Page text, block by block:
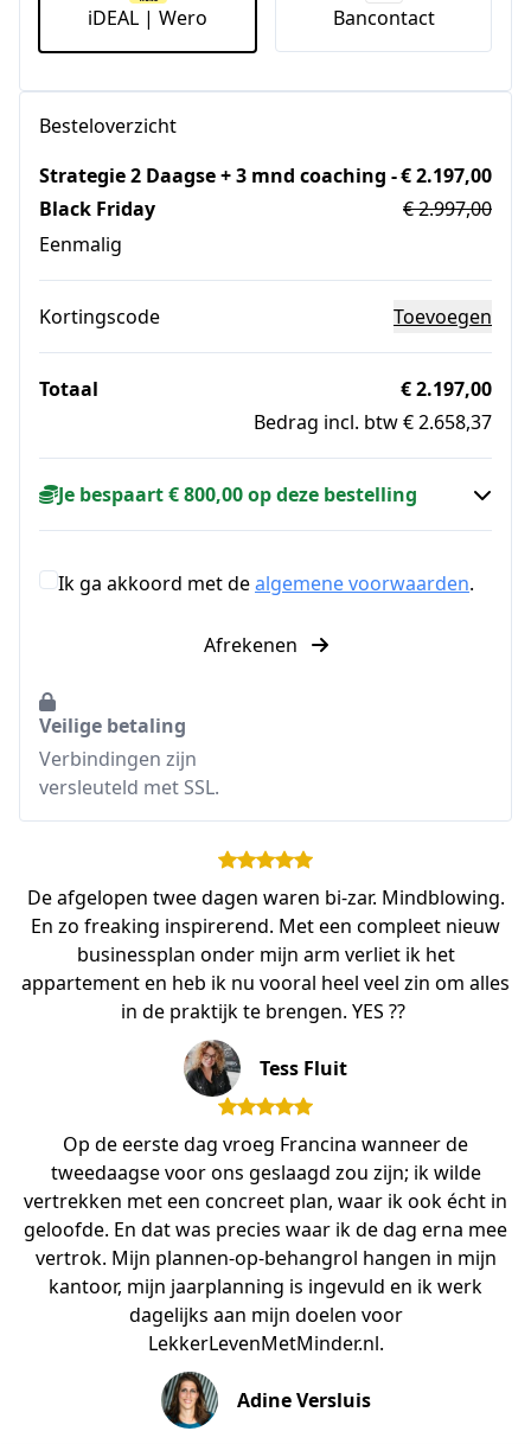
iDEAL | Wero Bancontact
Besteloverzicht
Strategie 2 Daagse + 3 mnd coaching -
Black Friday
Eenmalig
€ 2.197,00
€ 2.997,00
Kortingscode Toevoegen
Totaal
€ 2.197,00
Bedrag incl. btw € 2.658,37
Je bespaart € 800,00 op deze bestelling
Ik ga akkoord met dealgemene voorwaarden.
Afrekenen
Veilige betaling
Verbindingen zijn
versleuteld met SSL.
De afgelopen twee dagen waren bi-zar. Mindblowing.
En zo freaking inspirerend. Met een compleet nieuw
businessplan onder mijn arm verliet ik het
appartement en heb ik nu vooral heel veel zin om alles
in de praktijk te brengen. YES ?? ⁣
Tess Fluit
Op de eerste dag vroeg Francina wanneer de
tweedaagse voor ons geslaagd zou zijn; ik wilde
vertrekken met een concreet plan, waar ik ook écht in
geloofde. En dat was precies waar ik de dag erna mee
vertrok. Mijn plannen-op-behangrol hangen in mijn
kantoor, mijn jaarplanning is ingevuld en ik werk
dagelijks aan mijn doelen voor
LekkerLevenMetMinder.nl.
Adine Versluis